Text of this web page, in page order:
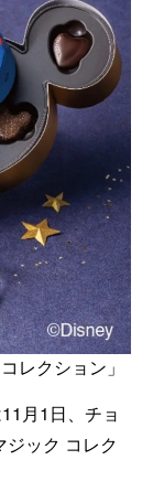
レクション」
月1日、チョ
ック コレク